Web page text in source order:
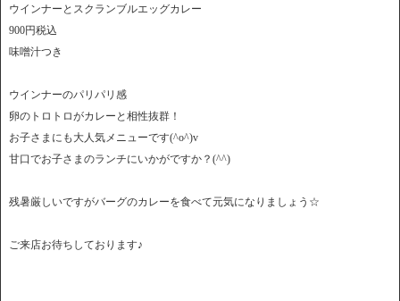
ウインナーとスクランブルエッグカレー
900円税込
味噌汁つき
ウインナーのパリパリ感
卵のトロトロがカレーと相性抜群！
お子さまにも大人気メニューです(^o^)v
甘口でお子さまのランチにいかがですか？(^^)
残暑厳しいですがバーグのカレーを食べて元気になりましょう☆
ご来店お待ちしております♪